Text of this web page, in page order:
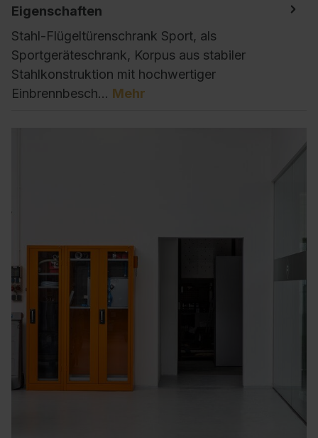
Eigenschaften
Stahl-Flügeltürenschrank Sport, als
Sportgeräteschrank, Korpus aus stabiler
Stahlkonstruktion mit hochwertiger
Einbrennbesch… Mehr